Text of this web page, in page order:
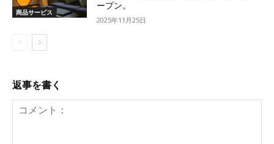
商品サービス
ープン。
2025年11月25日
返事を書く